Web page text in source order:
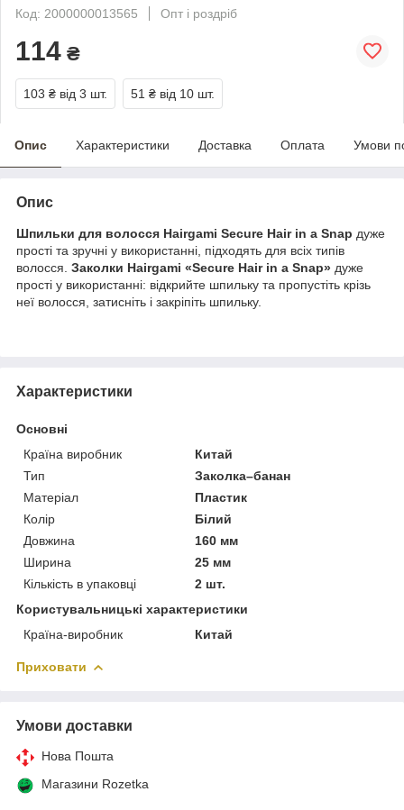
Код: 2000000013565
Опт і роздріб
114 ₴
103 ₴ від 3 шт. 51 ₴ від 10 шт.
Опис Характеристики Доставка Оплата Умови
Опис
Шпильки для волосся Hairgami Secure Hair in a Snap дуже
прості та зручні у використанні, підходять для всіх типів
волосся. Заколки Hairgami «Secure Hair in a Snap» дуже
прості у використанні: відкрийте шпильку та пропустіть крізь
неї волосся, затисніть і закріпіть шпильку.
Характеристики
Основні
Країна виробник
Китай
Тип
Заколка–банан
Матеріал
Пластик
Колір
Білий
Довжина
160 мм
Ширина
25 мм
Кількість в упаковці
2 шт.
Користувальницькі характеристики
Країна-виробник
Китай
Приховати
Умови доставки
Нова Пошта
Магазини Rozetka